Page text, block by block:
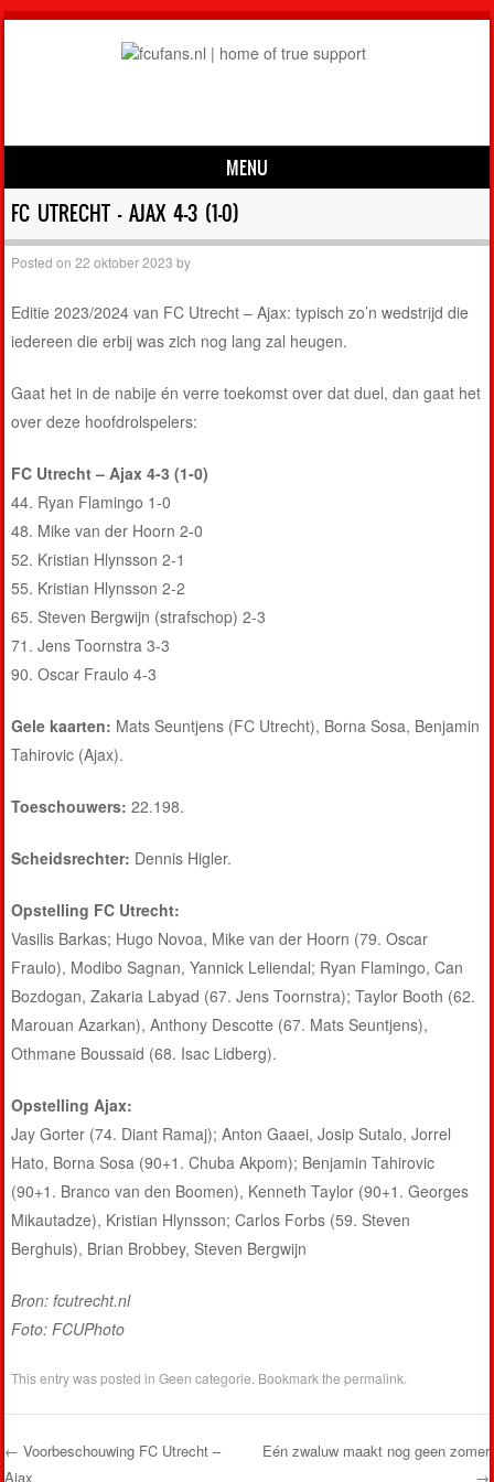
MENU
Skip to content
FC UTRECHT – AJAX 4-3 (1-0)
Posted on22 oktober 2023 by
Editie 2023/2024 van FC Utrecht – Ajax: typisch zo’n wedstrijd die
iedereen die erbij was zich nog lang zal heugen.
Gaat het in de nabije én verre toekomst over dat duel, dan gaat het
over deze hoofdrolspelers:
FC Utrecht – Ajax 4-3 (1-0)
44. Ryan Flamingo 1-0
48. Mike van der Hoorn 2-0
52. Kristian Hlynsson 2-1
55. Kristian Hlynsson 2-2
65. Steven Bergwijn (strafschop) 2-3
71. Jens Toornstra 3-3
90. Oscar Fraulo 4-3
Gele kaarten: Mats Seuntjens (FC Utrecht), Borna Sosa, Benjamin
Tahirovic (Ajax).
Toeschouwers: 22.198.
Scheidsrechter: Dennis Higler.
Opstelling FC Utrecht:
Vasilis Barkas; Hugo Novoa, Mike van der Hoorn (79. Oscar
Fraulo), Modibo Sagnan, Yannick Leliendal; Ryan Flamingo, Can
Bozdogan, Zakaria Labyad (67. Jens Toornstra); Taylor Booth (62.
Marouan Azarkan), Anthony Descotte (67. Mats Seuntjens),
Othmane Boussaid (68. Isac Lidberg).
Opstelling Ajax:
Jay Gorter (74. Diant Ramaj); Anton Gaaei, Josip Sutalo, Jorrel
Hato, Borna Sosa (90+1. Chuba Akpom); Benjamin Tahirovic
(90+1. Branco van den Boomen), Kenneth Taylor (90+1. Georges
Mikautadze), Kristian Hlynsson; Carlos Forbs (59. Steven
Berghuis), Brian Brobbey, Steven Bergwijn
Bron: fcutrecht.nl
Foto: FCUPhoto
This entry was posted inGeen categorie . Bookmark thepermalink
← Voorbeschouwing FC Utrecht –
Ajax
Eén zwaluw maakt nog geen zomer
→